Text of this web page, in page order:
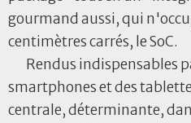
gourmand aussi, qui
centimètres carrés, le SoC.
Rendus indispensables
smartphones et des
centrale, déterminante,